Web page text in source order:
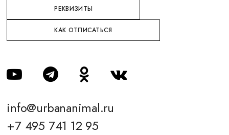
РЕКВИЗИТЫ
КАК ОТПИСАТЬСЯ
info@urbananimal.ru
+7 495 741 12 95